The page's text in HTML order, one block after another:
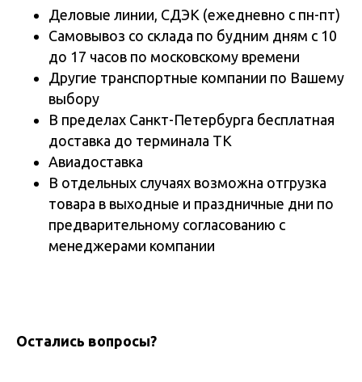
Деловые линии, СДЭК (ежедневно с пн-пт)
Самовывоз со склада по будним дням с 10
до 17 часов по московскому времени
Другие транспортные компании по Вашему
выбору
В пределах Санкт-Петербурга бесплатная
доставка до терминала ТК
Авиадоставка
В отдельных случаях возможна отгрузка
товара в выходные и праздничные дни по
предварительному согласованию с
менеджерами компании
Остались вопросы?